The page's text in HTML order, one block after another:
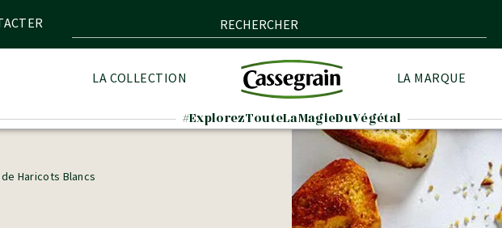
sur Instagram RECHERCHER
LA COLLECTION LA MARQUE
#ExplorezTouteLaMagieDuVégétal
Haricots Blancs